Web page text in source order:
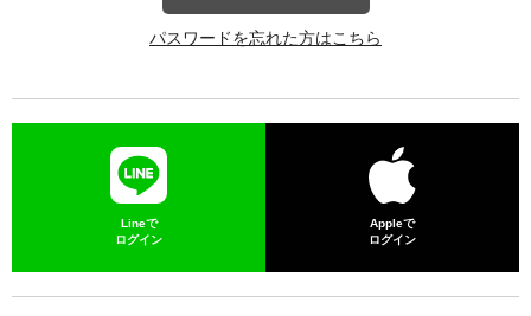
パスワードを忘れた方はこちら
Lineで
ログイン
Appleで
ログイン